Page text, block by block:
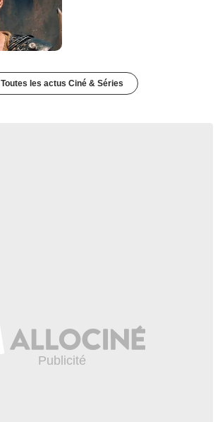
Toutes les actus Ciné & Séries